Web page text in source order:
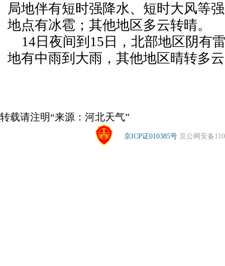
局地伴有短时强降水、短时大风等
地点有冰雹；其他地区多云转晴。
14日夜间到15日，北部地区阴有
地有中雨到大雨，其他地区晴转多
转载请注明“来源：河北天气”
京ICP证010385号 京公网安备